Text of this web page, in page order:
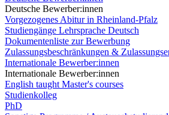
Deutsche Bewerber:innen
Vorgezogenes Abitur in Rheinland-Pfalz
Studiengänge Lehrsprache Deutsch
Dokumentenliste zur Bewerbung
Zulassungsbeschränkungen &
Internationale Bewerber:innen
Internationale Bewerber:innen
English taught Master's courses
Studienkolleg
PhD